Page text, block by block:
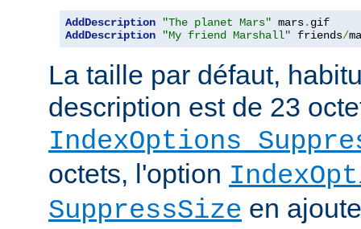
AddDescription "The planet Mars" mars.
AddDescription
"My friend Marshall" friends/
La taille par défaut,
description est de 23
IndexOptions
octets, l'option
SuppressSize en